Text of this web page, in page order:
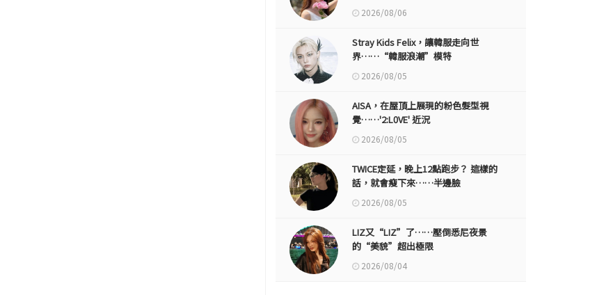
2026/08/06
Stray Kids Felix，讓韓服走向世
界……“韓服浪潮”模特
2026/08/05
AISA，在屋頂上展現的粉色髮型視
覺……'2:L0VE' 近況
2026/08/05
TWICE定延，晚上12點跑步？ 這樣的
話，就會瘦下來……半邊臉
2026/08/05
LIZ又“LIZ”了……壓倒悉尼夜景
的“美貌”超出極限
2026/08/04